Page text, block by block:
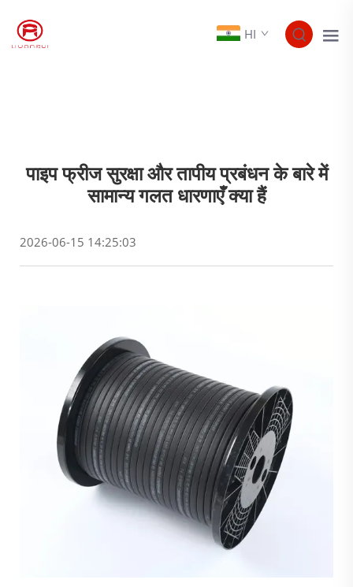
HI
पाइप फ्रीज सुरक्षा और तापीय प्रबंधन के बारे में
सामान्य गलत धारणाएँ क्या हैं
2026-06-15 14:25:03